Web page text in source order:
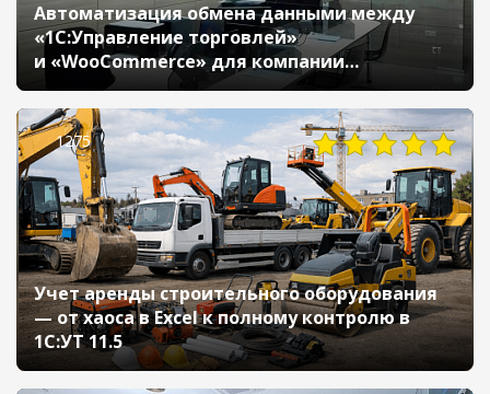
Автоматизация обмена данными между
«1С:Управление торговлей»
и «WooCommerce» для компании
«Стеклопроект»
1275
Учет аренды строительного оборудования
— от хаоса в Excel к полному контролю в
1С:УТ 11.5